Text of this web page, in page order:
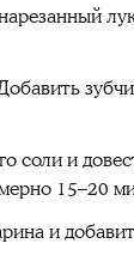
соли и
15–20
и